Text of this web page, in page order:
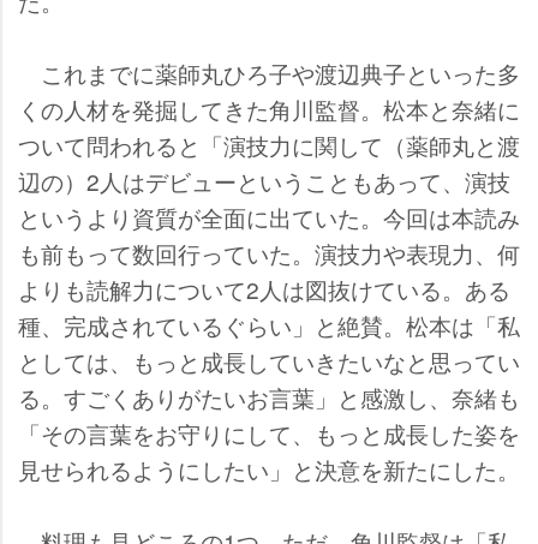
これまでに薬師丸ひろ子や渡辺典子といった多
くの人材を発掘してきた角川監督。松本と奈緒に
ついて問われると「演技力に関して（薬師丸と渡
辺の）2人はデビューということもあって、演技
というより資質が全面に出ていた。今回は本読み
も前もって数回行っていた。演技力や表現力、何
よりも読解力について2人は図抜けている。ある
種、完成されているぐらい」と絶賛。松本は「私
としては、もっと成長していきたいなと思ってい
る。すごくありがたいお言葉」と感激し、奈緒も
「その言葉をお守りにして、もっと成長した姿を
見せられるようにしたい」と決意を新たにした。